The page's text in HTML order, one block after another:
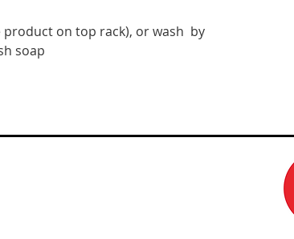
on top rack), or wash  by
soap